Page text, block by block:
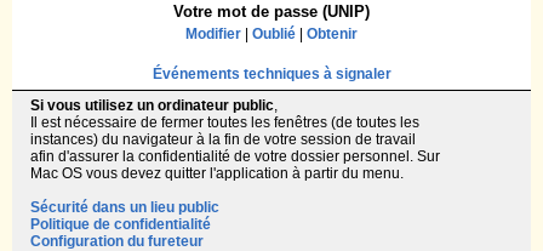
Votre mot de passe (UNIP)
Modifier Oublié Obtenir
Événements techniques à signaler
Si vous utilisez un ordinateur public,
Il est nécessaire de fermer toutes les fenêtres (de toutes les
instances) du navigateur à la fin de votre session de travail
afin d'assurer la confidentialité de votre dossier personnel. Sur
Mac OS vous devez quitter l'application à partir du menu.
Sécurité dans un lieu public
Politique de confidentialité
Configuration du fureteur